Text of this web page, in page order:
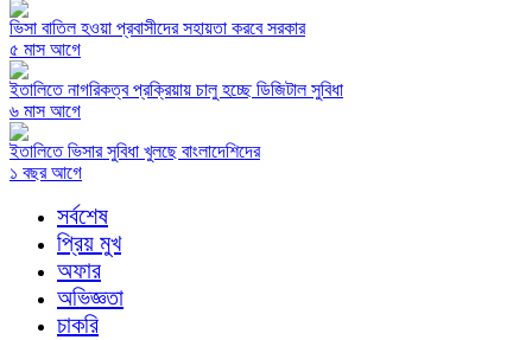
ভিসা বাতিল হওয়া প্রবাসীদের সহায়তা করবে সরকার
৫ মাস আগে
ইতালিতে নাগরিকত্ব প্রক্রিয়ায় চালু হচ্ছে ডিজিটাল সুবিধা
৬ মাস আগে
ইতালিতে ভিসার সুবিধা খুলছে বাংলাদেশিদের
১ বছর আগে
সর্বশেষ
প্রিয় মুখ
অফার
অভিজ্ঞতা
চাকরি